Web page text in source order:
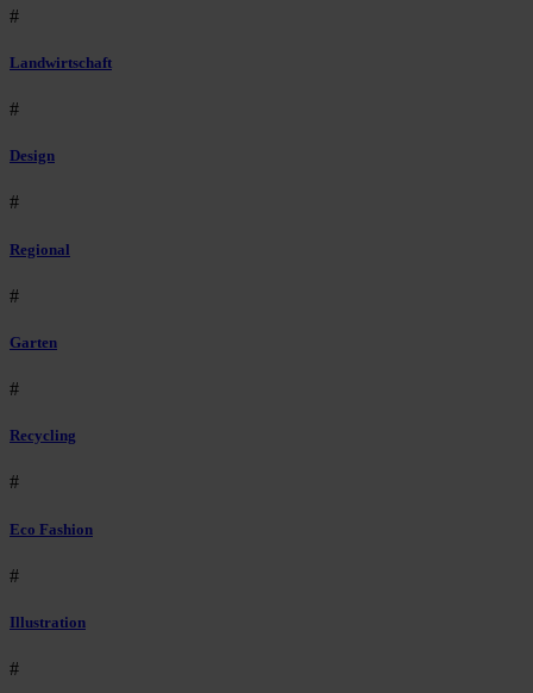
#
Landwirtschaft
#
Design
#
Regional
#
Garten
#
Recycling
#
Eco Fashion
#
Illustration
#